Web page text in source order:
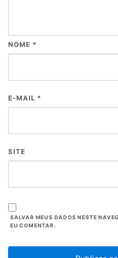
NOME *
E-MAIL *
SITE
SALVAR MEUS DADOS NESTE
EU COMENTAR.